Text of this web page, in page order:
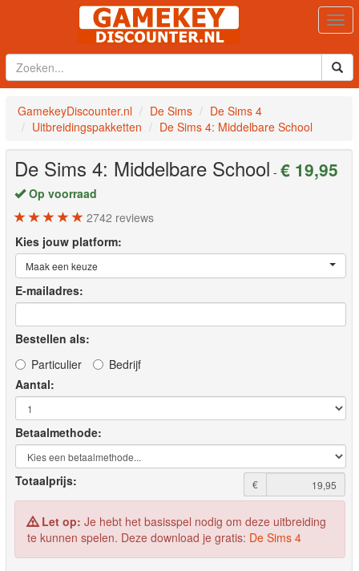
GamekeyDiscounter.nl De Sims
De Sims 4
Uitbreidingspakketten
De Sims 4: Middelbare School
De Sims 4: Middelbare School - € 19,95
Op voorraad
2742 reviews
Kies jouw platform:
Maak een keuze
E-mailadres:
Bestellen als:
Particulier
Bedrijf
Aantal:
Betaalmethode:
Totaalprijs: €
Let op: Je hebt het basisspel nodig om deze uitbreiding
te kunnen spelen. Deze download je gratis: De Sims 4